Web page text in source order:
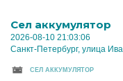
Cел аккумулятор
2026-08-10 21:03:06
Санкт-Петербург, улица
CЕЛ АККУМУЛЯТОР